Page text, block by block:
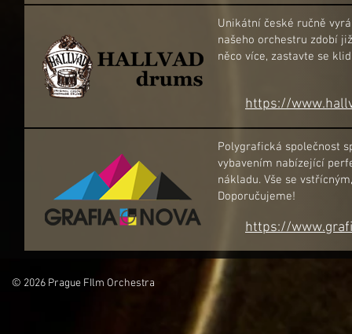
Unikátní české ručně
našeho orchestru zdobí
něco více, zastavte se
https://
Polygrafická společnost
vybavením nabízející
nákladu. Vše se
Doporučujeme!
https://
© 2026 Prague FIlm Orchestra